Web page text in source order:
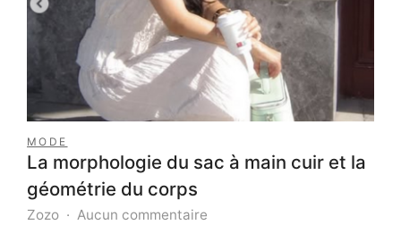
MODE
La morphologie du sac à main cuir et la
géométrie du corps
Zozo Aucun commentaire